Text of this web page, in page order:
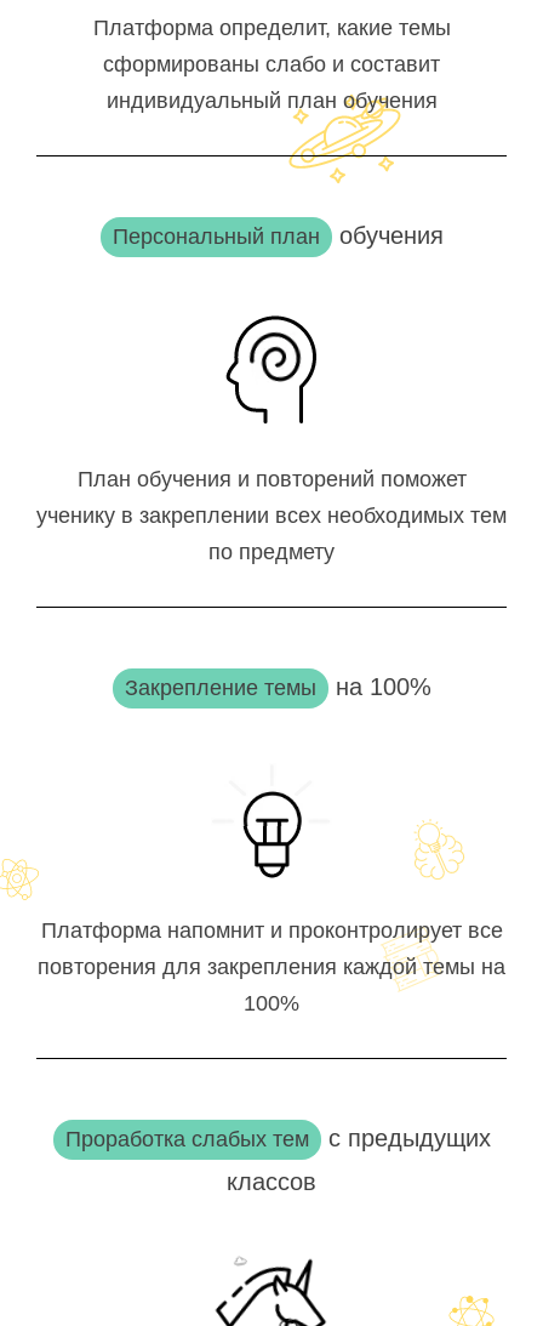
Платформа определит, какие темы
сформированы слабо и составит
индивидуальный план обучения
Персональный план обучения
План обучения и повторений поможет
ученику в закреплении всех необходимых тем
по предмету
Закрепление темы на 100%
Платформа напомнит и проконтролирует все
повторения для закрепления каждой темы на
100%
Проработка слабых тем с предыдущих
классов